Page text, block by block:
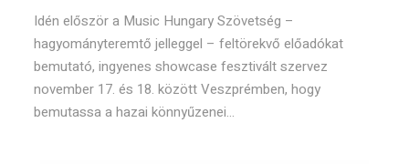
Idén először a Music Hungary Szövetség –
hagyományteremtő jelleggel – feltörekvő előadókat
bemutató, ingyenes showcase fesztivált szervez
november 17. és 18. között Veszprémben, hogy
bemutassa a hazai könnyűzenei...